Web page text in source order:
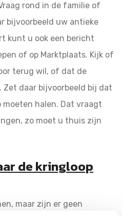
rond in de familie of
bijvoorbeeld uw antieke
kunt u ook een bericht
of op Marktplaats. Kijk of
terug wil, of dat de
Zet daar bijvoorbeeld bij dat
moeten halen. Dat vraagt
zo moet u thuis zijn
de kringloop
maar zijn er geen